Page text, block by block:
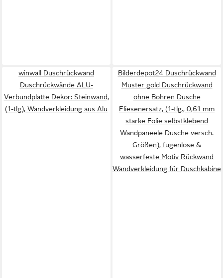
winwall Duschrückwand
Duschrückwände ALU-
Verbundplatte Dekor: Steinwand,
(1-tlg), Wandverkleidung aus Alu
Bilderdepot24 Duschrückwand
Muster gold Duschrückwand
ohne Bohren Dusche
Fliesenersatz, (1-tlg., 0,61 mm
starke Folie selbstklebend
Wandpaneele Dusche versch.
Größen), fugenlose &
wasserfeste Motiv Rückwand
Wandverkleidung für Duschkabine